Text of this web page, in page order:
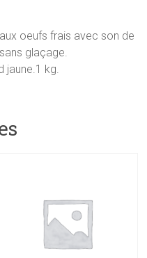
oeufs frais avec son de
glaçage.
jaune.1 kg.